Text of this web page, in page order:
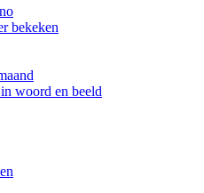
bekeken
woord en beeld